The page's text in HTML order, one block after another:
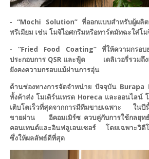
- “Mochi Solution” ที่ออกแบบสำหรับผู้ผลิต
พรีเมียม เช่น โมจิไอศกรีมหรือทาร์ตมัทฉะใส่โม
- “Fried Food Coating” ที่ให้ความกรอบ
ประกอบการ QSR และฟู้ด เดลิเวอรี่รวมถึง
ยังคงความกรอบแม้ผ่านการอุ่น
ด้านช่องทางการจัดจำหน่าย ปัจจุบัน
ทั้งค้าส่ง โมเดิร์นเทรด Horeca และออนไลน์
เติบโตเร็วที่สุดจากการมีทีมขายเฉพาะ ในปีนี้
ขายผ่าน อีคอมเมิร์ซ ควบคู่กับการใช้กลยุท
คอนเทนต์และอินฟลูเอนเซอร์ โดยเฉพาะวิดีโ
ซึ่งให้ผลลัพธ์ดีที่สุด